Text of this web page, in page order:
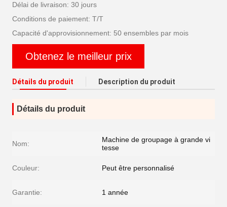
Délai de livraison: 30 jours
Conditions de paiement: T/T
Capacité d'approvisionnement: 50 ensembles par mois
Obtenez le meilleur prix
Détails du produit Description du produit
Détails du produit
Nom:
Machine de groupage à grande vi
tesse
Couleur: Peut être personnalisé
Garantie: 1 année